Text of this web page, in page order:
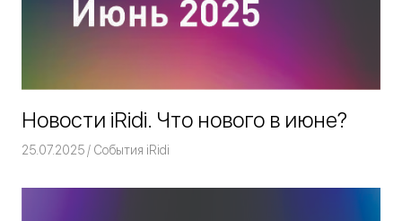
Новости iRidi. Что нового в июне?
25.07.2025 Команда iRidium mobile
События iRidi